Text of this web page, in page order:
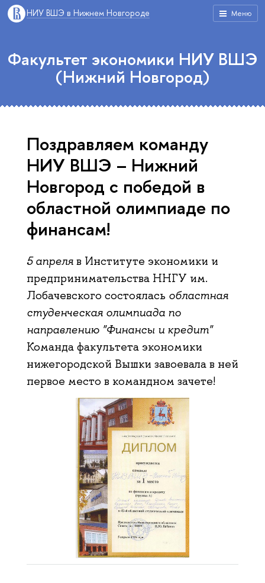
Меню
НИУ ВШЭ в Нижнем Новгороде
Факультет экономики НИУ ВШЭ
(Нижний Новгород)
Поздравляем команду
НИУ ВШЭ – Нижний
Новгород с победой в
областной олимпиаде по
финансам!
5 апреля в Институте экономики и
предпринимательства ННГУ им.
Лобачевского состоялась областная
студенческая олимпиада по
направлению "Финансы и кредит"
Команда факультета экономики
нижегородской Вышки завоевала в ней
первое место в командном зачете!